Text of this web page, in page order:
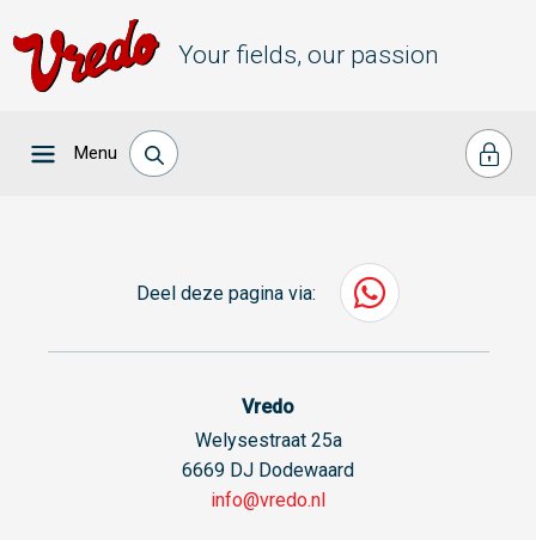
Your fields, our passion
Menu
Deel deze pagina via:
Vredo
Welysestraat 25a
6669 DJ Dodewaard
info@vredo.nl